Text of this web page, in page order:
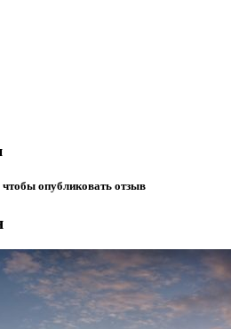
чтобы опубликовать отзыв